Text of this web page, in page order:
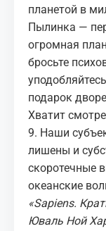
планетой в
Пылинка —
огромная
бросьте
подарок
Хватит
9. Наши
лишены и
скоротечные
океанские
«Sapiens.
Юваль Ной